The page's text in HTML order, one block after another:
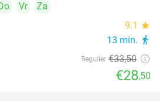
Vr
Za
9.1 star
13 min. directions_walk
Regulier €33,50
€28,50